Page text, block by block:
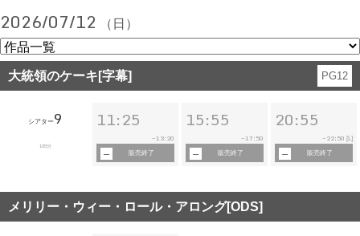
2026/07/12 （日）
大統領のケーキ[字幕] PG12
シアター9
105分
11:25
~13:20
販売終了
15:55
~17:50
販売終了
20:55
~ 22:50 [L]
販売終了
メリリー・ウィー・ロール・アロング[ODS]